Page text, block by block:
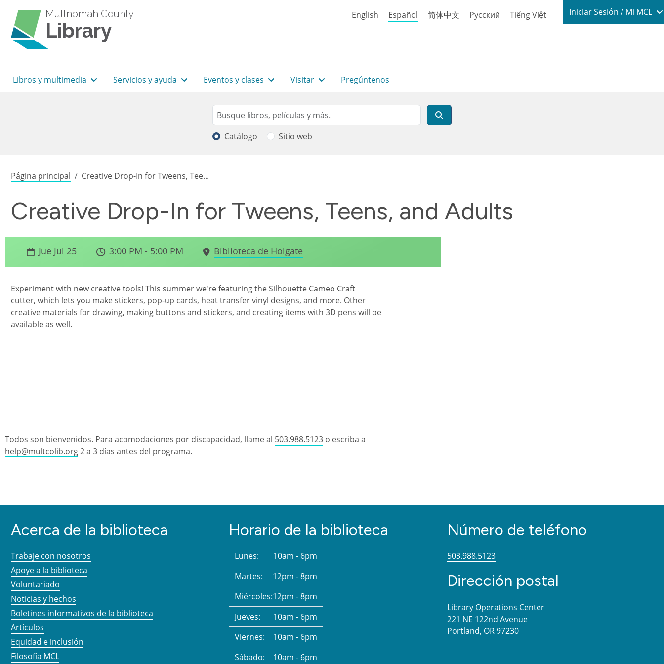
Multnomah County
Library
English Español 简体中文 Русский Tiếng Việt Login / My
Iniciar Sesión / Mi MCL
Navegación principal
Libros y multimedia Servicios y ayuda Eventos y clases Visitar Pregúntenos
Search
Buscar
Catálogo Sitio web
Sobrescribir enlaces de ayuda a la navegación
Página principal Creative Drop-In for Tweens, Tee...
Creative Drop-In for Tweens, Teens, and Adults
Jue Jul 25 3:00 PM - 5:00 PM Biblioteca de Holgate
Experiment with new creative tools! This summer we're featuring the Silhouette Cameo Craft
cutter, which lets you make stickers, pop-up cards, heat transfer vinyl designs, and more. Other
creative materials for drawing, making buttons and stickers, and creating items with 3D pens will be
available as well.
Todos son bienvenidos. Para acomodaciones por discapacidad, llame al 503.988.5123 o escriba a
help@multcolib.org2 a 3 días antes del programa.
Acerca de la biblioteca
Trabaje con nosotros
Apoye a la biblioteca
Voluntariado
Noticias y hechos
Boletines informativos de la biblioteca
Artículos
Equidad e inclusión
Filosofía MCL
Horario de la biblioteca
Lunes:
10am - 6pm
Martes:
12pm - 8pm
Miércoles:12pm - 8pm
Jueves:
10am - 6pm
Viernes:
10am - 6pm
Sábado:
10am - 6pm
Número de teléfono
503.988.5123
Dirección postal
Library Operations Center
221 NE 122nd Avenue
Portland, OR 97230